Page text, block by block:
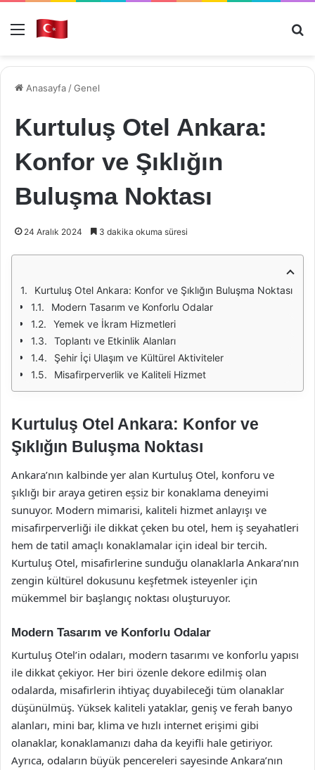
Menü
Anasayfa /Genel
Kurtuluş Otel Ankara:
Konfor ve Şıklığın
Buluşma Noktası
24 Aralık 2024 3 dakika okuma süresi
Kurtuluş Otel Ankara: Konfor ve Şıklığın Buluşma Noktası
Modern Tasarım ve Konforlu Odalar
Yemek ve İkram Hizmetleri
Toplantı ve Etkinlik Alanları
Şehir İçi Ulaşım ve Kültürel Aktiviteler
Misafirperverlik ve Kaliteli Hizmet
Kurtuluş Otel Ankara: Konfor ve
Şıklığın Buluşma Noktası
Ankara’nın kalbinde yer alan Kurtuluş Otel, konforu ve
şıklığı bir araya getiren eşsiz bir konaklama deneyimi
sunuyor. Modern mimarisi, kaliteli hizmet anlayışı ve
misafirperverliği ile dikkat çeken bu otel, hem iş seyahatleri
hem de tatil amaçlı konaklamalar için ideal bir tercih.
Kurtuluş Otel, misafirlerine sunduğu olanaklarla Ankara’nın
zengin kültürel dokusunu keşfetmek isteyenler için
mükemmel bir başlangıç noktası oluşturuyor.
Modern Tasarım ve Konforlu Odalar
Kurtuluş Otel’in odaları, modern tasarımı ve konforlu yapısı
ile dikkat çekiyor. Her biri özenle dekore edilmiş olan
odalarda, misafirlerin ihtiyaç duyabileceği tüm olanaklar
düşünülmüş. Yüksek kaliteli yataklar, geniş ve ferah banyo
alanları, mini bar, klima ve hızlı internet erişimi gibi
olanaklar, konaklamanızı daha da keyifli hale getiriyor.
Ayrıca, odaların büyük pencereleri sayesinde Ankara’nın